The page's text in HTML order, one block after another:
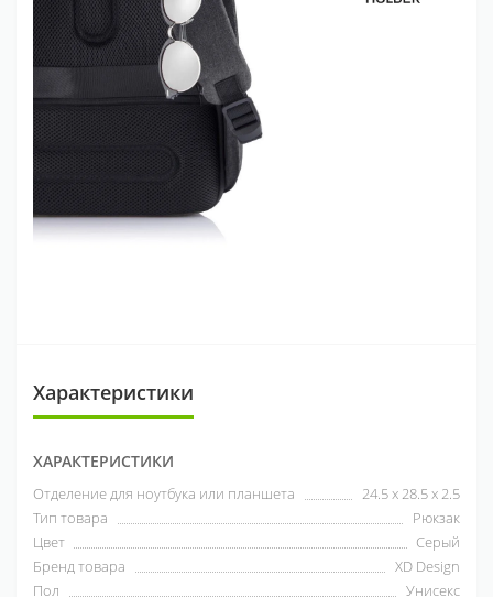
Характеристики
ХАРАКТЕРИСТИКИ
Отделение для ноутбука или планшета
24.5 x 28.5 x 2.5
Тип товара
Рюкзак
Цвет
Серый
Бренд товара
XD Design
Пол
Унисекс